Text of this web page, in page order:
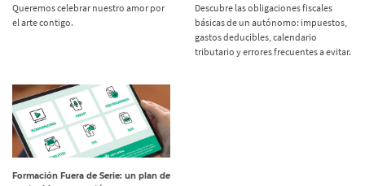
Queremos celebrar nuestro amor por
el arte contigo.
Descubre las obligaciones fiscales
básicas de un autónomo: impuestos,
gastos deducibles, calendario
tributario y errores frecuentes a evitar.
Formación Fuera de Serie: un plan de